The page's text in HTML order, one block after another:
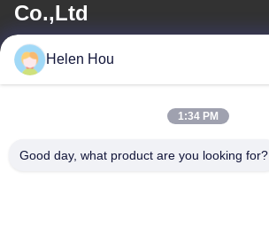
Co.,Ltd
อีเมล
ที่อยู่ของเรา
Helen Hou
1:34 PM
Good day, what product are you looking for?